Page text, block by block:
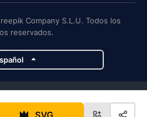
Company S.L.U. Todos los
reservados.